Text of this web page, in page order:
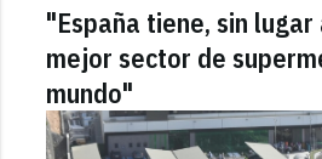
"España tiene, sin lugar
mejor sector de
mundo"